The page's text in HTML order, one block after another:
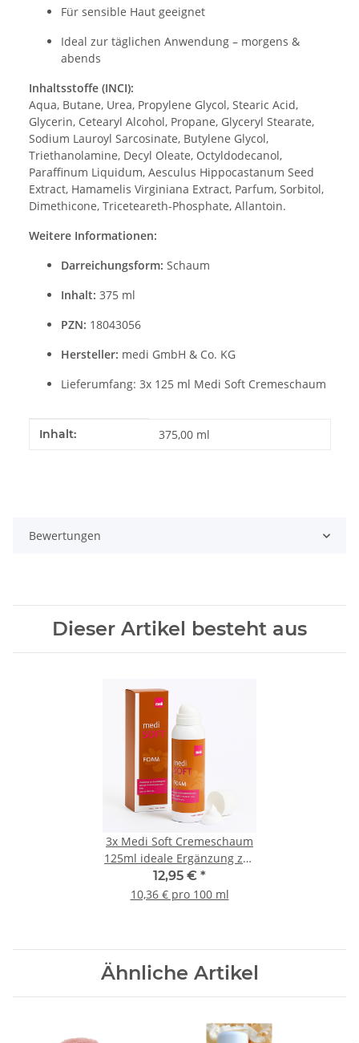
Für sensible Haut geeignet
Ideal zur täglichen Anwendung – morgens &
abends
Inhaltsstoffe (INCI):
Aqua, Butane, Urea, Propylene Glycol, Stearic Acid,
Glycerin, Cetearyl Alcohol, Propane, Glyceryl Stearate,
Sodium Lauroyl Sarcosinate, Butylene Glycol,
Triethanolamine, Decyl Oleate, Octyldodecanol,
Paraffinum Liquidum, Aesculus Hippocastanum Seed
Extract, Hamamelis Virginiana Extract, Parfum, Sorbitol,
Dimethicone, Triceteareth-Phosphate, Allantoin.
Weitere Informationen:
Darreichungsform: Schaum
Inhalt: 375 ml
PZN: 18043056
Hersteller: medi GmbH & Co. KG
Lieferumfang: 3x 125 ml Medi Soft Cremeschaum
Produkteigenschaft
Wert
Inhalt: 375,00 ml
Bewertungen
Dieser Artikel besteht aus
3x Medi Soft Cremeschaum
125ml ideale Ergänzung zur
Kompressionstherapie
12,95 € *
10,36 € pro 100 ml
Ähnliche Artikel